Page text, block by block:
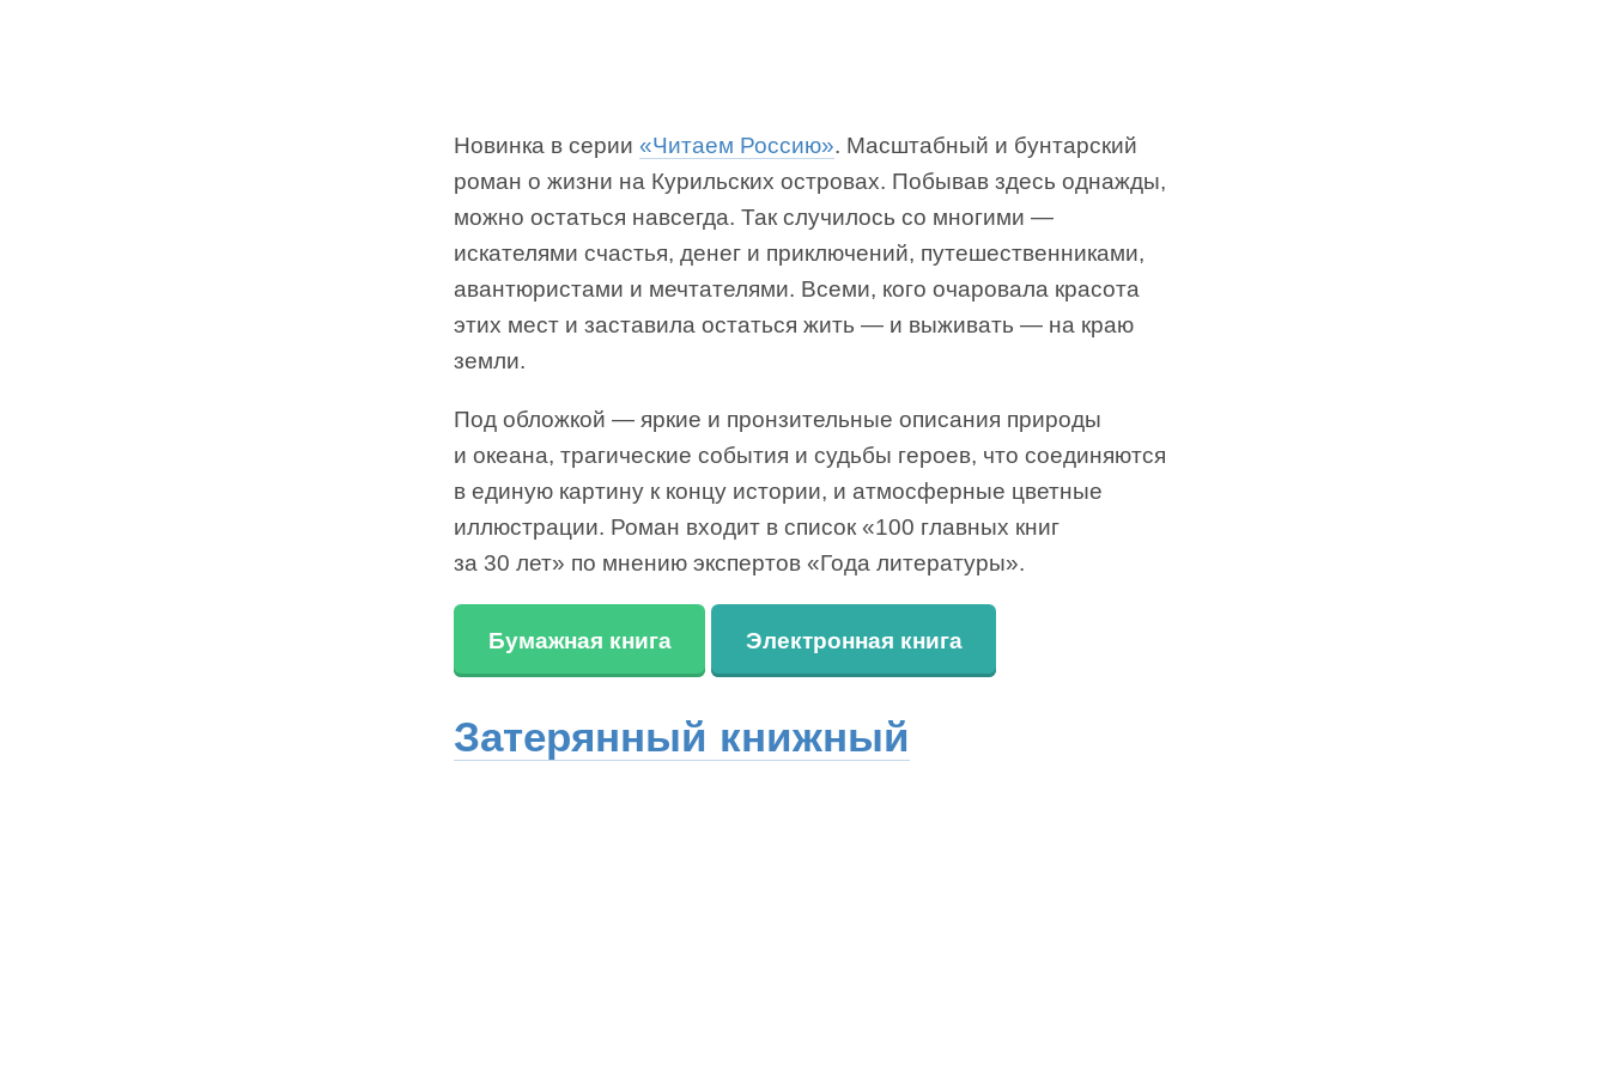
Новинка в серии «Читаем Россию». Масштабный и бунтарский
роман о жизни на Курильских островах. Побывав здесь однажды,
можно остаться навсегда. Так случилось со многими —
искателями счастья, денег и приключений, путешественниками,
авантюристами и мечтателями. Всеми, кого очаровала красота
этих мест и заставила остаться жить — и выживать — на краю
земли.
Под обложкой — яркие и пронзительные описания природы
и океана, трагические события и судьбы героев, что соединяются
в единую картину к концу истории, и атмосферные цветные
иллюстрации. Роман входит в список «100 главных книг
за 30 лет» по мнению экспертов «Года литературы».
Бумажная книга Электронная книга
Затерянный книжный